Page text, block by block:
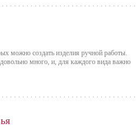
можно создать изделия ручной работы.
много, и, для каждого вида важно